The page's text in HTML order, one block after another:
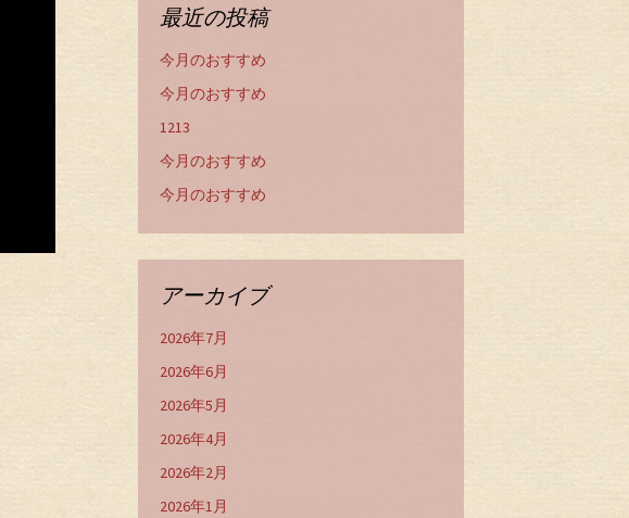
最近の投稿
今月のおすすめ
今月のおすすめ
1213
今月のおすすめ
今月のおすすめ
アーカイブ
2026年7月
2026年6月
2026年5月
2026年4月
2026年2月
2026年1月